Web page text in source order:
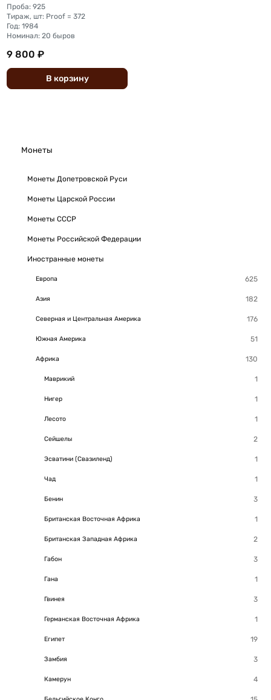
Монеты
Монеты Допетровской Руси
Монеты Царской России
Монеты СССР
Монеты Российской Федерации
Иностранные монеты
Европа
Азия
Северная и Центральная Америка
Южная Америка
Африка
Маврикий
Нигер
Лесото
Сейшелы
Эсватини (Свазиленд)
Чад
Бенин
Британская Восточная Африка
Британская Западная Африка
Габон
Гана
Гвинея
Германская Восточная Африка
Египет
Замбия
Камерун
Проба: 925
Тираж, шт: Proof = 372
Год: 1984
Номинал: 20 быров
9 800 ₽
В корзину